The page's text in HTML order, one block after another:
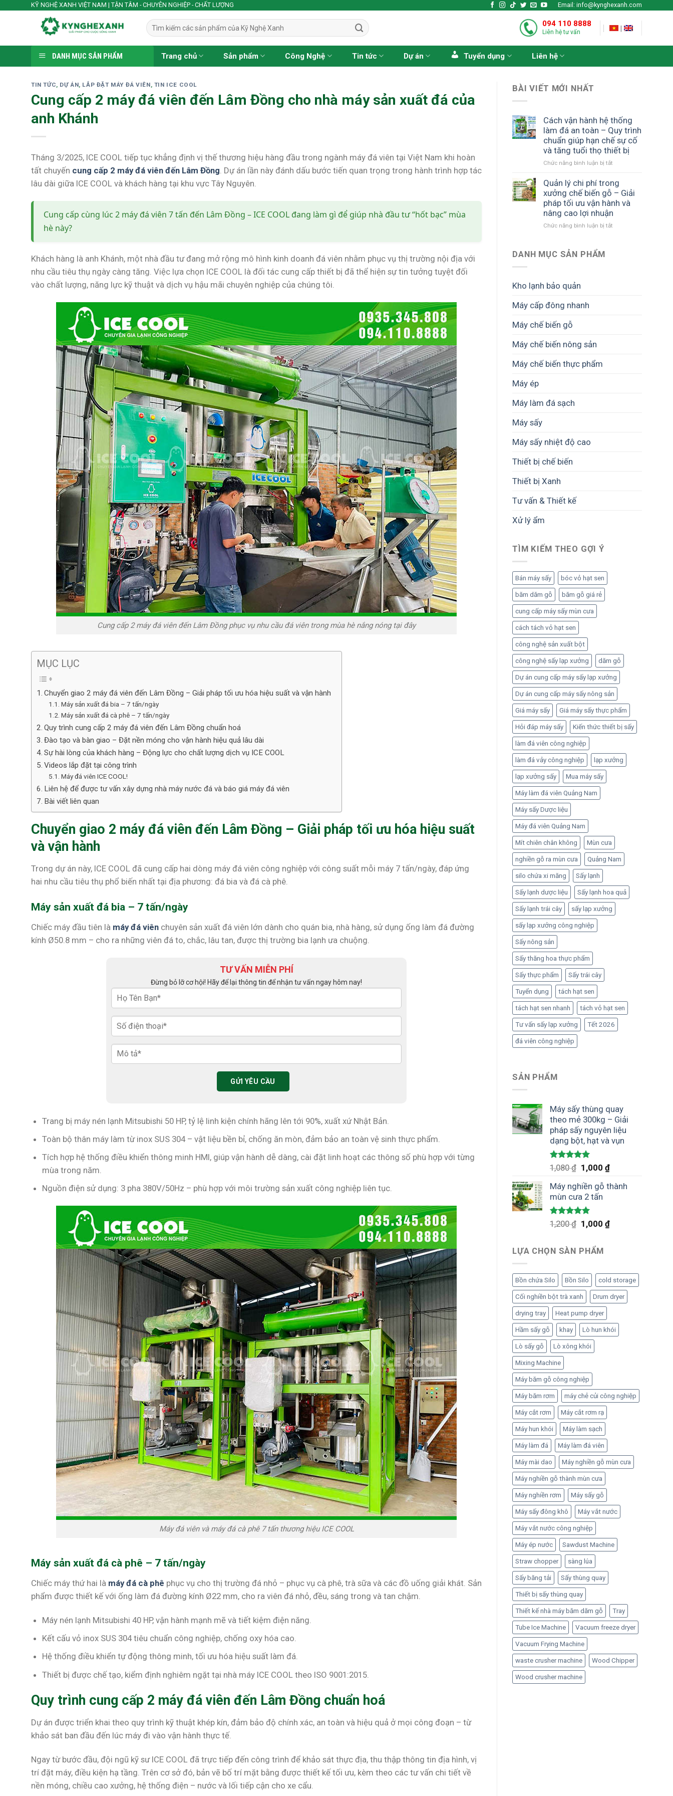
KỸ NGHỆ XANH VIỆT NAM | TẬN TÂM - CHUYÊN NGHIỆP - CHẤT LƯỢNG Email: info@kynghexanh.com
Tìm
kiếm:
094 110 8888
Liên hệ tư vấn
DANH MỤC SẢN PHẨM Trang chủ Sản phẩm Công Nghệ Tin tức Dự án Tuyển dụng Liên hệ
TIN TỨC DỰ ÁN LẮP ĐẶT MÁY ĐÁ VIÊN TIN ICE COOL
Cung cấp 2 máy đá viên đến Lâm Đồng cho nhà máy sản xuất đá của
anh Khánh
Tháng 3/2025, ICE COOL tiếp tục khẳng định vị thế thương hiệu hàng đầu trong ngành máy đá viên tại Việt Nam khi hoàn
tất chuyến cung cấp 2 máy đá viên đến Lâm Đồng. Dự án lần này đánh dấu bước tiến quan trọng trong hành trình hợp tác
lâu dài giữa ICE COOL và khách hàng tại khu vực Tây Nguyên.
Cung cấp cùng lúc 2 máy đá viên 7 tấn đến Lâm Đồng – ICE COOL đang làm gì để giúp nhà đầu tư “hốt bạc” mùa
hè này?
Khách hàng là anh Khánh, một nhà đầu tư đang mở rộng mô hình kinh doanh đá viên nhằm phục vụ thị trường nội địa với
nhu cầu tiêu thụ ngày càng tăng. Việc lựa chọn ICE COOL là đối tác cung cấp thiết bị đã thể hiện sự tin tưởng tuyệt đối
vào chất lượng, năng lực kỹ thuật và dịch vụ hậu mãi chuyên nghiệp của chúng tôi.
Cung cấp 2 máy đá viên đến Lâm Đồng phục vụ nhu cầu đá viên trong mùa hè nắng nóng tại đây
MỤC LỤC
Chuyển giao 2 máy đá viên đến Lâm Đồng – Giải pháp tối ưu hóa hiệu suất và vận hành
Máy sản xuất đá bia – 7 tấn/ngày
Máy sản xuất đá cà phê – 7 tấn/ngày
Quy trình cung cấp 2 máy đá viên đến Lâm Đồng chuẩn hoá
Đào tạo và bàn giao – Đặt nền móng cho vận hành hiệu quả lâu dài
Sự hài lòng của khách hàng – Động lực cho chất lượng dịch vụ ICE COOL
Videos lắp đặt tại công trình
Máy đá viên ICE COOL!
Liên hệ để được tư vấn xây dựng nhà máy nước đá và báo giá máy đá viên
Bài viết liên quan
Chuyển giao 2 máy đá viên đến Lâm Đồng – Giải pháp tối ưu hóa hiệu suất
và vận hành
Trong dự án này, ICE COOL đã cung cấp hai dòng máy đá viên công nghiệp với công suất mỗi máy 7 tấn/ngày, đáp ứng
hai nhu cầu tiêu thụ phổ biến nhất tại địa phương: đá bia và đá cà phê.
Máy sản xuất đá bia – 7 tấn/ngày
Chiếc máy đầu tiên là máy đá viên chuyên sản xuất đá viên lớn dành cho quán bia, nhà hàng, sử dụng ống làm đá đường
kính Ø50.8 mm – cho ra những viên đá to, chắc, lâu tan, được thị trường bia lạnh ưa chuộng.
TƯ VẤN MIỄN PHÍ
Đừng bỏ lỡ cơ hội! Hãy để lại thông tin để nhận tư vấn ngay hôm nay!
Trang bị máy nén lạnh Mitsubishi 50 HP, tỷ lệ linh kiện chính hãng lên tới 90%, xuất xứ Nhật Bản.
Toàn bộ thân máy làm từ inox SUS 304 – vật liệu bền bỉ, chống ăn mòn, đảm bảo an toàn vệ sinh thực phẩm.
Tích hợp hệ thống điều khiển thông minh HMI, giúp vận hành dễ dàng, cài đặt linh hoạt các thông số phù hợp với từng
mùa trong năm.
Nguồn điện sử dụng: 3 pha 380V/50Hz – phù hợp với môi trường sản xuất công nghiệp liên tục.
Máy đá viên và máy đá cà phê 7 tấn thương hiệu ICE COOL
Máy sản xuất đá cà phê – 7 tấn/ngày
Chiếc máy thứ hai là máy đá cà phê phục vụ cho thị trường đá nhỏ – phục vụ cà phê, trà sữa và các đồ uống giải khát. Sản
phẩm được thiết kế với ống làm đá đường kính Ø22 mm, cho ra viên đá nhỏ, đều, sáng trong và tan chậm.
Máy nén lạnh Mitsubishi 40 HP, vận hành mạnh mẽ và tiết kiệm điện năng.
Kết cấu vỏ inox SUS 304 tiêu chuẩn công nghiệp, chống oxy hóa cao.
Hệ thống điều khiển tự động thông minh, tối ưu hóa hiệu suất làm đá.
Thiết bị được chế tạo, kiểm định nghiêm ngặt tại nhà máy ICE COOL theo ISO 9001:2015.
Quy trình cung cấp 2 máy đá viên đến Lâm Đồng chuẩn hoá
Dự án được triển khai theo quy trình kỹ thuật khép kín, đảm bảo độ chính xác, an toàn và hiệu quả ở mọi công đoạn – từ
khảo sát ban đầu đến lúc máy đi vào vận hành thực tế.
Ngay từ bước đầu, đội ngũ kỹ sư ICE COOL đã trực tiếp đến công trình để khảo sát thực địa, thu thập thông tin địa hình, vị
trí đặt máy, điều kiện hạ tầng. Trên cơ sở đó, bản vẽ bố trí mặt bằng được thiết kế tối ưu, kèm theo các tư vấn chi tiết về
nền móng, chiều cao xưởng, hệ thống điện – nước và lối tiếp cận cho xe cẩu.
BÀI VIẾT MỚI NHẤT
Cách vận hành hệ thống
làm đá an toàn – Quy trình
chuẩn giúp hạn chế sự cố
và tăng tuổi thọ thiết bị
Chức năng bình luận bị tắt
vận
hành
thống
làm
Quản lý chi phí trong
xưởng chế biến gỗ – Giải
pháp tối ưu vận hành và
nâng cao lợi nhuận
Chức năng bình luận bị tắt
DANH MỤC SẢN PHẨM
Kho lạnh bảo quản
Máy cấp đông nhanh
Máy chế biến gỗ
Máy chế biến nông sản
Máy chế biến thực phẩm
Máy ép
Máy làm đá sạch
Máy sấy
Máy sấy nhiệt độ cao
Thiết bị chế biến
Thiết bị Xanh
Tư vấn & Thiết kế
Xử lý ẩm
TÌM KIẾM THEO GỢI Ý
Bán máy sấy bóc vỏ hạt sen
băm dăm gỗ băm gỗ giá rẻ
cung cấp máy sấy mùn cưa
cách tách vỏ hạt sen
công nghệ sản xuất bột
công nghệ sấy lạp xưởng dăm gỗ
Dự án cung cấp máy sấy lạp xưởng
Dự án cung cấp máy sấy nông sản
Giá máy sấy Giá máy sấy thực phẩm
Hỏi đáp máy sấy Kiến thức thiết bị sấy
làm đá viên công nghiệp
làm đá vảy công nghiệp lạp xưởng
lạp xưởng sấy Mua máy sấy
Máy làm đá viên Quảng Nam
Máy sấy Dược liệu
Máy đá viên Quảng Nam
Mít chiên chân không Mùn cưa
nghiền gỗ ra mùn cưa Quảng Nam
silo chứa xi măng Sấy lạnh
Sấy lạnh dược liệu Sấy lạnh hoa quả
Sấy lạnh trái cây sấy lạp xưởng
sấy lạp xưởng công nghiệp
Sấy nông sản
Sấy thăng hoa thực phẩm
Sấy thực phẩm Sấy trái cây
Tuyển dụng tách hạt sen
tách hạt sen nhanh tách vỏ hạt sen
Tư vấn sấy lạp xưởng Tết 2026
đá viên công nghiệp
SẢN PHẨM
Máy sấy thùng quay
theo mẻ 300kg – Giải
pháp sấy nguyên liệu
dạng bột, hạt và vụn
Được xếp
hạng
5.00
5 sao
1,080₫ Giá
là:
1,080 ₫.
1,000₫Giá
tại
Máy nghiền gỗ thành
mùn cưa 2 tấn
Được xếp
hạng
5.00
1,200₫ Giá
1,200 ₫.
1,000₫Giá
LỰA CHỌN SÀN PHẨM
Bồn chứa Silo Bồn Silo cold storage
Cối nghiền bột trà xanh Drum dryer
drying tray Heat pump dryer
Hầm sấy gỗ khay Lò hun khói
Lò sấy gỗ Lò xông khói
Mixing Machine
Máy băm gỗ công nghiệp
Máy băm rơm máy chẻ củi công nghiệp
Máy cắt rơm Máy cắt rơm rạ
Máy hun khói Máy làm sạch
Máy làm đá Máy làm đá viên
Máy mài dao Máy nghiền gỗ mùn cưa
Máy nghiền gỗ thành mùn cưa
Máy nghiền rơm Máy sấy gỗ
Máy sấy đông khô Máy vắt nước
Máy vắt nước công nghiệp
Máy ép nước Sawdust Machine
Straw chopper sàng lúa
Sấy băng tải Sấy thùng quay
Thiết bị sấy thùng quay
Thiết kế nhà máy băm dăm gỗ Tray
Tube Ice Machine Vacuum freeze dryer
Vacuum Frying Machine
waste crusher machine Wood Chipper
Wood crusher machine